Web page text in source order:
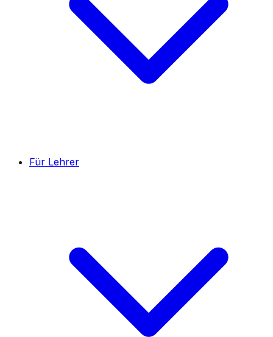
Für Lehrer